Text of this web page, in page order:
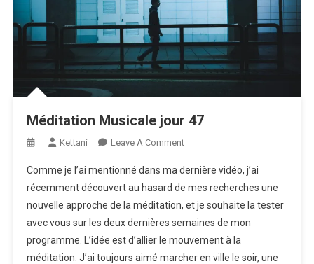
Méditation Musicale jour 47
Kettani Leave A CommentOn
Musicale
Jour
47
Comme je l’ai mentionné dans ma dernière vidéo, j’ai
récemment découvert au hasard de mes recherches une
nouvelle approche de la méditation, et je souhaite la tester
avec vous sur les deux dernières semaines de mon
programme. L’idée est d’allier le mouvement à la
méditation. J’ai toujours aimé marcher en ville le soir, une